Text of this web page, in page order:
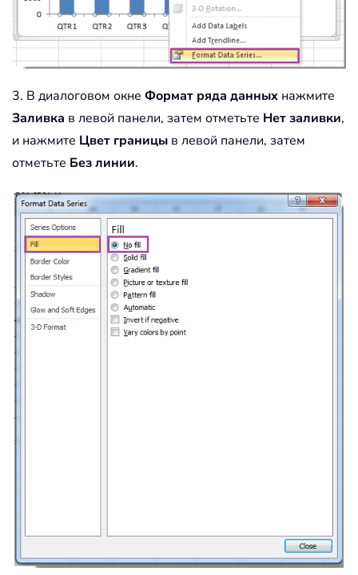
3. В диалоговом окне Формат ряда данных нажмите
Заливка в левой панели, затем отметьте Нет заливки,
и нажмите Цвет границы в левой панели, затем
отметьте Без линии.